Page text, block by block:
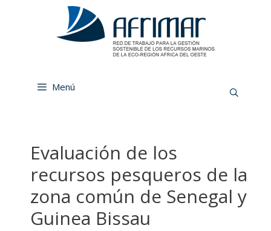
Menú
Evaluación de los
recursos pesqueros de la
zona común de Senegal y
Guinea Bissau